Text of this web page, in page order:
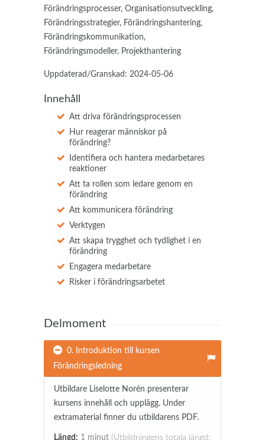
Förändringsprocesser, Organisationsutveckling,
Förändringsstrategier, Förändringshantering,
Förändringskommunikation,
Förändringsmodeller, Projekthantering
Uppdaterad/Granskad: 2024-05-06
Innehåll
Att driva förändringsprocessen
Hur reagerar människor på
förändring?
Identifiera och hantera medarbetares
reaktioner
Att ta rollen som ledare genom en
förändring
Att kommunicera förändring
Verktygen
Att skapa trygghet och tydlighet i en
förändring
Engagera medarbetare
Risker i förändringsarbetet
Delmoment
0. Introduktion till kursen
Förändringsledning
Utbildare Liselotte Norén presenterar
kursens innehåll och upplägg. Under
extramaterial finner du utbildarens PDF.
Längd: 1 minut (Utbildningens totala längd: